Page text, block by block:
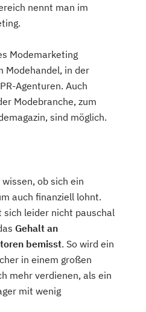
nennt man im
Modemarketing
Modehandel, in der
Agenturen. Auch
Modebranche, zum
sind möglich.
ob sich ein
auch finanziell lohnt.
sich leider nicht pauschal
Gehalt an
bemisst. So wird ein
in einem großen
mehr verdienen, als ein
mit wenig